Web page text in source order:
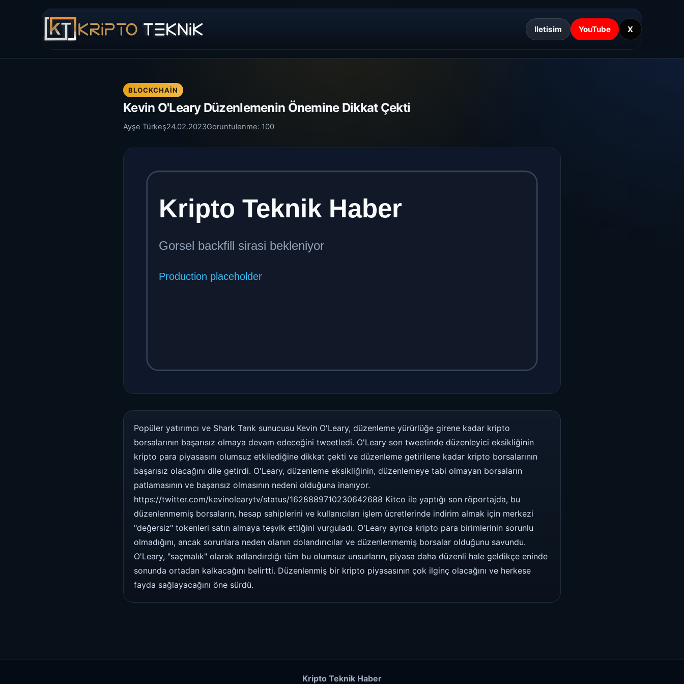
Iletisim YouTube X
BLOCKCHAIN
Kevin O'Leary Düzenlemenin Önemine Dikkat Çekti
Ayşe Türkeş24.02.2023Goruntulenme: 100
Popüler yatırımcı ve Shark Tank sunucusu Kevin O'Leary, düzenleme yürürlüğe girene kadar kripto
borsalarının başarısız olmaya devam edeceğini tweetledi. O'Leary son tweetinde düzenleyici eksikliğinin
kripto para piyasasını olumsuz etkilediğine dikkat çekti ve düzenleme getirilene kadar kripto borsalarının
başarısız olacağını dile getirdi. O'Leary, düzenleme eksikliğinin, düzenlemeye tabi olmayan borsaların
patlamasının ve başarısız olmasının nedeni olduğuna inanıyor.
https://twitter.com/kevinolearytv/status/1628889710230642688 Kitco ile yaptığı son röportajda, bu
düzenlenmemiş borsaların, hesap sahiplerini ve kullanıcıları işlem ücretlerinde indirim almak için merkezi
"değersiz" tokenleri satın almaya teşvik ettiğini vurguladı. O'Leary ayrıca kripto para birimlerinin sorunlu
olmadığını, ancak sorunlara neden olanın dolandırıcılar ve düzenlenmemiş borsalar olduğunu savundu.
O'Leary, "saçmalık" olarak adlandırdığı tüm bu olumsuz unsurların, piyasa daha düzenli hale geldikçe eninde
sonunda ortadan kalkacağını belirtti. Düzenlenmiş bir kripto piyasasının çok ilginç olacağını ve herkese
fayda sağlayacağını öne sürdü.
Kripto Teknik Haber